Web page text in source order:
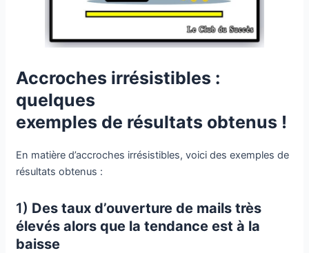
Accroches irrésistibles :
quelques
exemples de résultats obtenus !
En matière d’accroches irrésistibles, voici des exemples de
résultats obtenus :
1) Des taux d’ouverture de mails très
élevés alors que la tendance est à la
baisse